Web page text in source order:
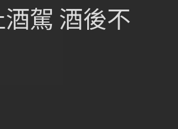
駕 酒後不